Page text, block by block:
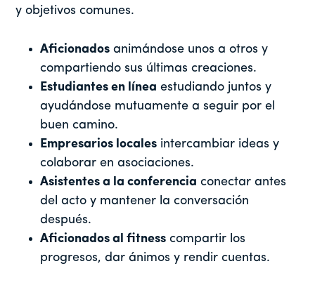
y objetivos comunes.
Aficionados animándose unos a otros y
compartiendo sus últimas creaciones.
Estudiantes en línea estudiando juntos y
ayudándose mutuamente a seguir por el
buen camino.
Empresarios locales intercambiar ideas y
colaborar en asociaciones.
Asistentes a la conferencia conectar antes
del acto y mantener la conversación
después.
Aficionados al fitness compartir los
progresos, dar ánimos y rendir cuentas.